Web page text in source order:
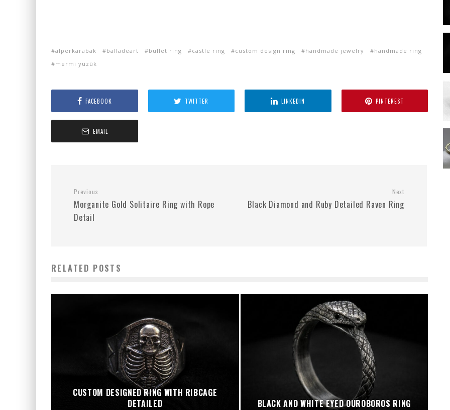
alperkarabak balladeart bullet ring castle ring custom design ring handmade jewelry
handmade ring
mermi yüzük
FACEBOOK TWITTER LINKEDIN PINTEREST
EMAIL
Previous
Morganite Gold Solitaire Ring with Rope
Detail
Next
Black Diamond and Ruby Detailed Raven Ring
RELATED POSTS
CUSTOM DESIGNED RING WITH RIBCAGE
DETAILED
BLACK AND WHITE EYED OUROBOROS RING